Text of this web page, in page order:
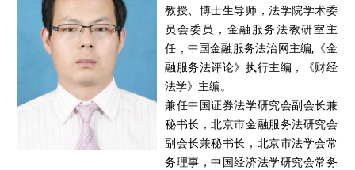
教授、博士生导师，法学院学术委
员会委员，金融服务法教研室主
任，中国金融服务法治网主编,《金
融服务法评论》执行主编，《财经
法学》主编。
兼任中国证券法学研究会副会长兼
秘书长，北京市金融服务法研究会
副会长兼秘书长，北京市法学会常
务理事，中国经济法学研究会常务